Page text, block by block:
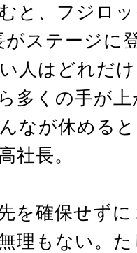
と、フジロ
ステージに
人はどれだ
多くの手が
なが休める
社長。
を確保せず
理もない。